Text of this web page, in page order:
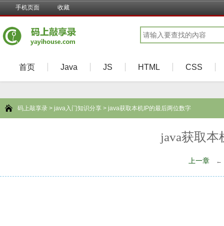
手机页面 收藏
首页 Java JS HTML CSS
码上敲享录 > java入门知识分享 > java获取本机IP的最后两位数字
java获取本
上一章 ←